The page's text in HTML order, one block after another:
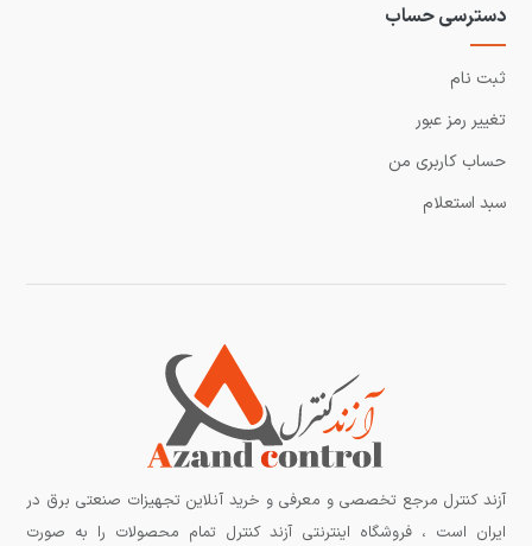
دسترسی حساب
ثبت نام
تغییر رمز عبور
حساب کاربری من
سبد استعلام
آزند کنترل مرجع تخصصی و معرفی و خرید آنلاین تجهیزات صنعتی برق در
ایران است ، فروشگاه اینترنتی آزند کنترل تمام محصولات را به صورت